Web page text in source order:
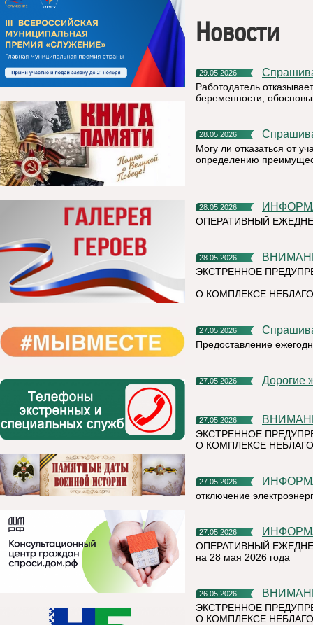
Новости
29.05.2026
Работодатель
беременности,
28.05.2026
Могу ли отказаться от
определению
28.05.2026
ОПЕРАТИВНЫЙ
28.05.2026
ЭКСТРЕННОЕ
О КОМПЛЕКСЕ
27.05.2026
Предоставление
27.05.2026 Дорогие
27.05.2026
ЭКСТРЕННОЕ
О КОМПЛЕКСЕ
27.05.2026
отключение
27.05.2026
ОПЕРАТИВНЫЙ
на 28 мая 2026 года
26.05.2026
ЭКСТРЕННОЕ
О КОМПЛЕКСЕ